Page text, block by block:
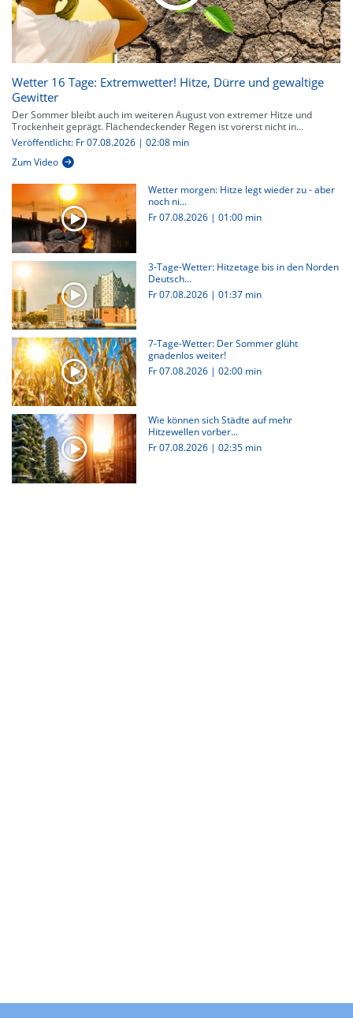
Wetter 16 Tage: Extremwetter! Hitze, Dürre und gewaltige
Gewitter
Der Sommer bleibt auch im weiteren August von extremer Hitze und
Trockenheit geprägt. Flächendeckender Regen ist vorerst nicht in...
Veröffentlicht: Fr 07.08.2026 | 02:08 min
Zum Video
Wetter morgen: Hitze legt wieder zu - aber
noch ni...
Fr 07.08.2026 | 01:00 min
3-Tage-Wetter: Hitzetage bis in den Norden
Deutsch...
Fr 07.08.2026 | 01:37 min
7-Tage-Wetter: Der Sommer glüht
gnadenlos weiter!
Fr 07.08.2026 | 02:00 min
Wie können sich Städte auf mehr
Hitzewellen vorber...
Fr 07.08.2026 | 02:35 min